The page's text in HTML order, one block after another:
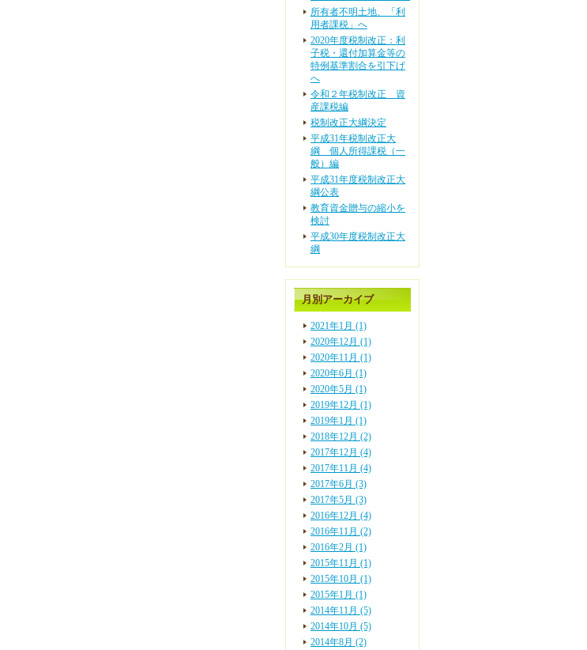
所有者不明土地、「利
用者課税」へ
2020年度税制改正：利
子税・還付加算金等の
特例基準割合を引下げ
へ
令和２年税制改正 資
産課税編
税制改正大綱決定
平成31年税制改正大
綱 個人所得課税（一
般）編
平成31年度税制改正大
綱公表
教育資金贈与の縮小を
検討
平成30年度税制改正大
綱
月別アーカイブ
2021年1月 (1)
2020年12月 (1)
2020年11月 (1)
2020年6月 (1)
2020年5月 (1)
2019年12月 (1)
2019年1月 (1)
2018年12月 (2)
2017年12月 (4)
2017年11月 (4)
2017年6月 (3)
2017年5月 (3)
2016年12月 (4)
2016年11月 (2)
2016年2月 (1)
2015年11月 (1)
2015年10月 (1)
2015年1月 (1)
2014年11月 (5)
2014年10月 (5)
2014年8月 (2)